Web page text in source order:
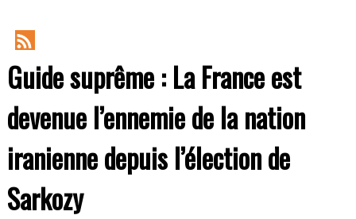
RSS
Feed
Guide suprême : La France est
devenue l’ennemie de la nation
iranienne depuis l’élection de
Sarkozy